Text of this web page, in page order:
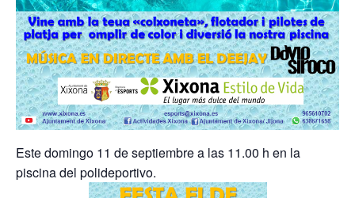
Este domingo 11 de septiembre a las 11.00 h en la
piscina del polideportivo.